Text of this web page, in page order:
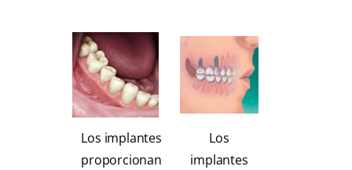
Los implantes
proporcionan
Los
implantes